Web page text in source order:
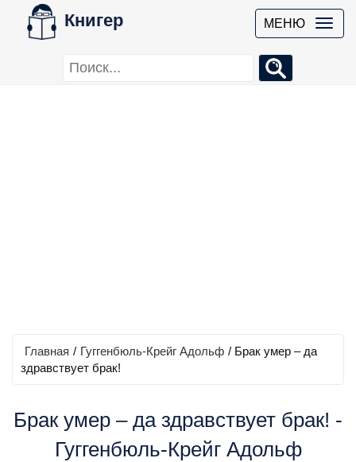
Книгер МЕНЮ
Главная / Гуггенбюль-Крейг Адольф / Брак умер – да
здравствует брак!
Брак умер – да здравствует брак! -
Гуггенбюль-Крейг Адольф